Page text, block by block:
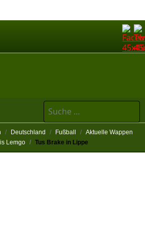
Suchen
Deutschland Fußball
Aktuelle Wappen
Lemgo Tus Brake in Lippe